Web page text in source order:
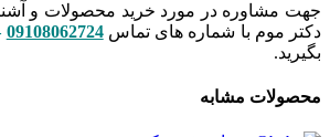
جهت مشاوره در مورد خرید محصولات و
دکتر موم با شماره های تماس 09108062724
بگیرید.
محصولات مشابه